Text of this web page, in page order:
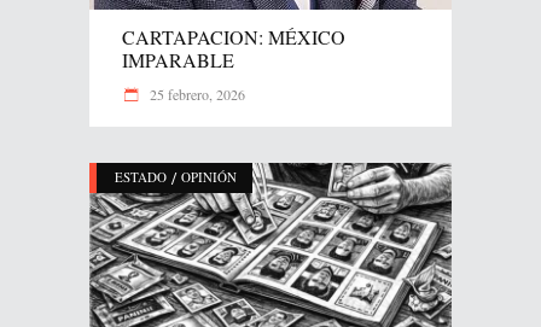
CARTAPACION: MÉXICO
IMPARABLE
25 febrero, 2026
ESTADO / OPINIÓN